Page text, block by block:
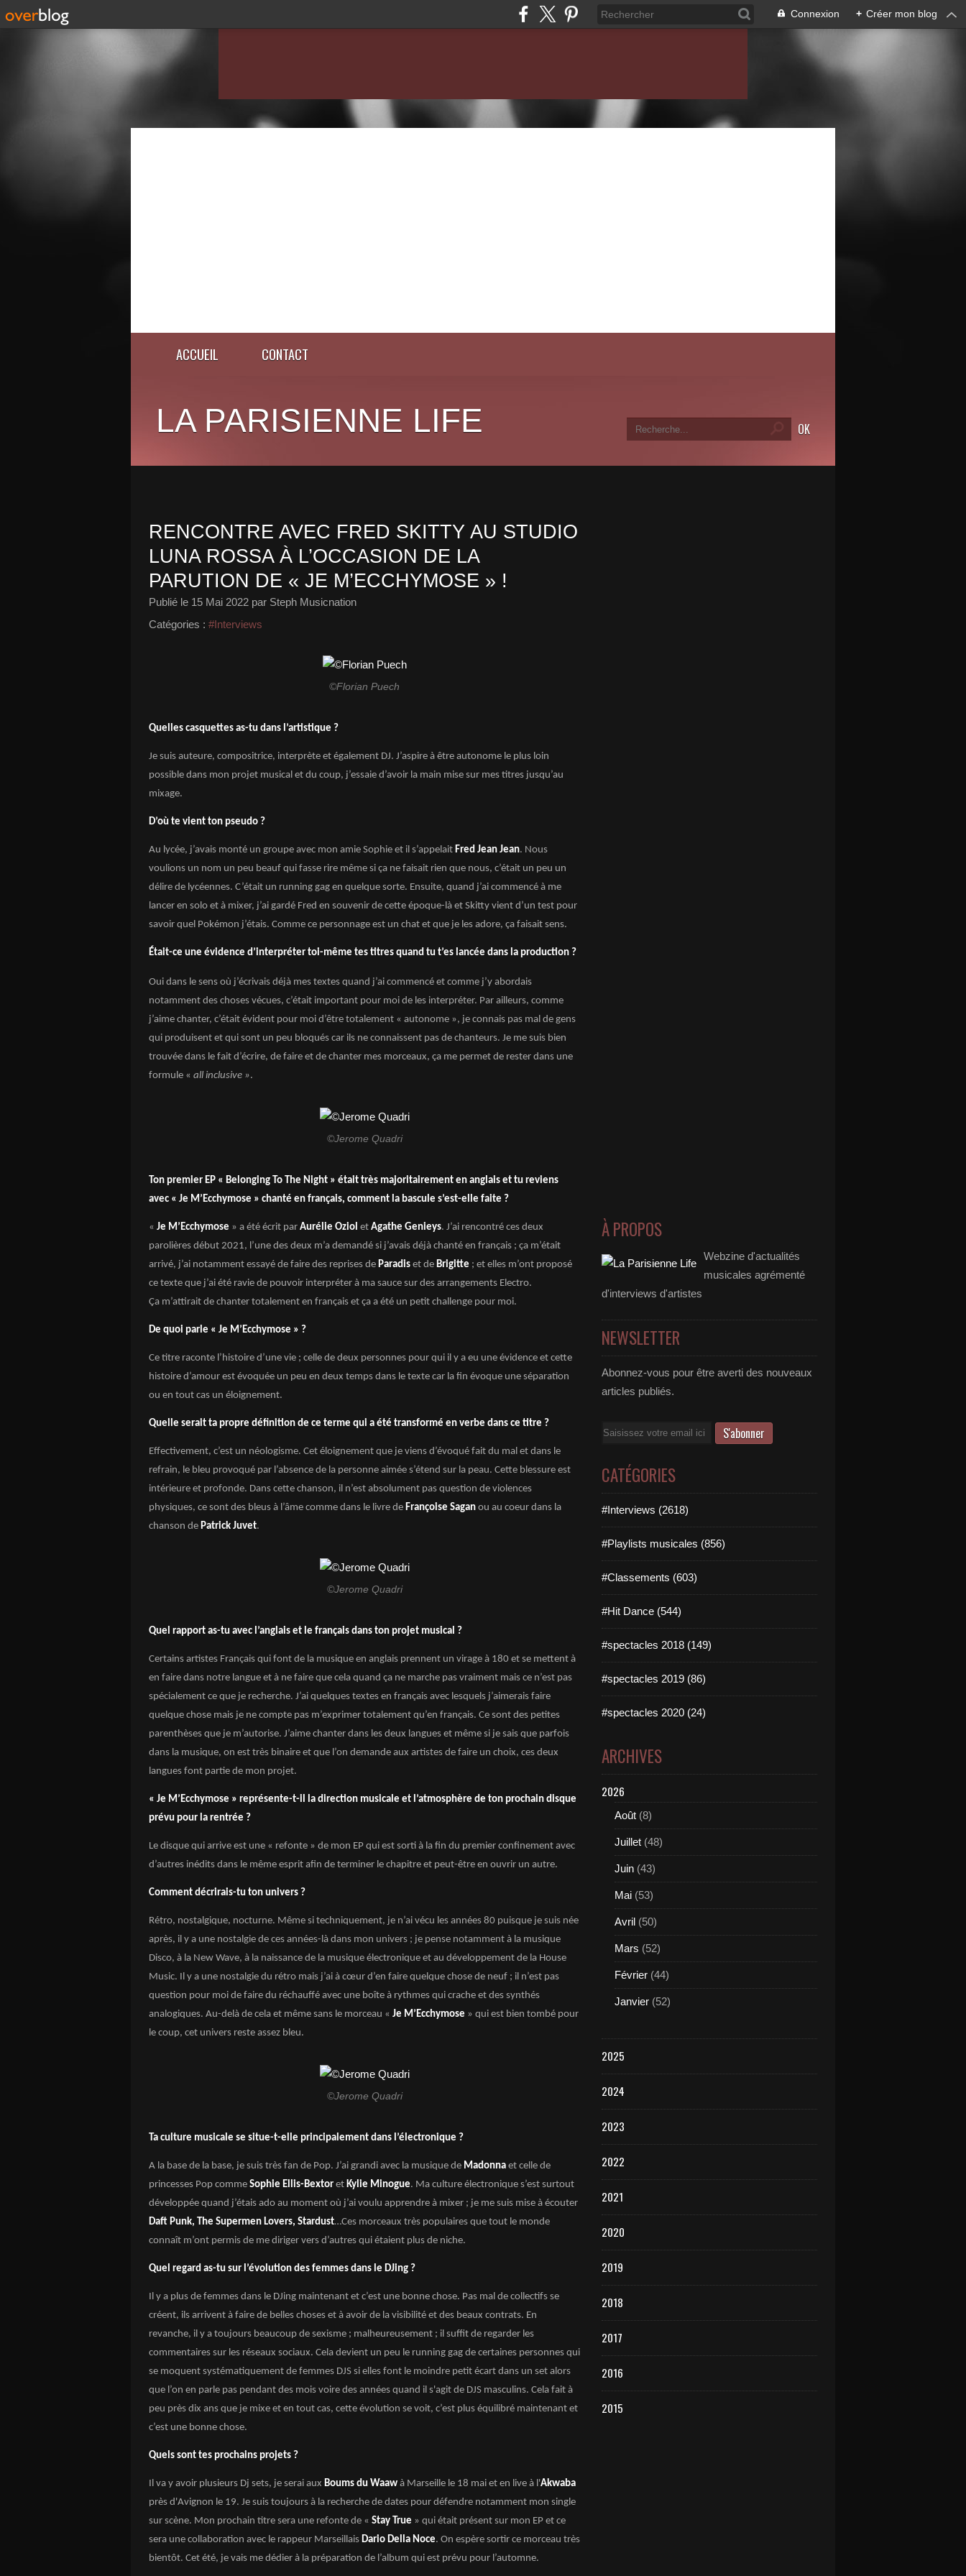
Connexion + Créer mon blog
ACCUEIL CONTACT
LA PARISIENNE LIFE
RENCONTRE AVEC FRED SKITTY AU STUDIO
LUNA ROSSA À L’OCCASION DE LA
PARUTION DE « JE M’ECCHYMOSE » !
Publié le 15 Mai 2022 par Steph Musicnation
Catégories : #Interviews
©Florian Puech
Quelles casquettes as-tu dans l’artistique ?
Je suis auteure, compositrice, interprète et également DJ. J’aspire à être autonome le plus loin
possible dans mon projet musical et du coup, j’essaie d’avoir la main mise sur mes titres jusqu’au
mixage.
D’où te vient ton pseudo ?
Au lycée, j’avais monté un groupe avec mon amie Sophie et il s’appelait Fred Jean Jean. Nous
voulions un nom un peu beauf qui fasse rire même si ça ne faisait rien que nous, c’était un peu un
délire de lycéennes. C’était un running gag en quelque sorte. Ensuite, quand j’ai commencé à me
lancer en solo et à mixer, j’ai gardé Fred en souvenir de cette époque-là et Skitty vient d’un test pour
savoir quel Pokémon j’étais. Comme ce personnage est un chat et que je les adore, ça faisait sens.
Était-ce une évidence d’interpréter toi-même tes titres quand tu t’es lancée dans la production ?
Oui dans le sens où j’écrivais déjà mes textes quand j’ai commencé et comme j’y abordais
notamment des choses vécues, c’était important pour moi de les interpréter. Par ailleurs, comme
j’aime chanter, c’était évident pour moi d’être totalement « autonome », je connais pas mal de gens
qui produisent et qui sont un peu bloqués car ils ne connaissent pas de chanteurs. Je me suis bien
trouvée dans le fait d’écrire, de faire et de chanter mes morceaux, ça me permet de rester dans une
formule « all inclusive ».
©Jerome Quadri
Ton premier EP « Belonging To The Night » était très majoritairement en anglais et tu reviens
avec « Je M’Ecchymose » chanté en français, comment la bascule s’est-elle faite ?
« Je M’Ecchymose » a été écrit par Aurélie Oziol et Agathe Genieys. J’ai rencontré ces deux
parolières début 2021, l’une des deux m’a demandé si j’avais déjà chanté en français ; ça m’était
arrivé, j’ai notamment essayé de faire des reprises de Paradis et de Brigitte ; et elles m’ont proposé
ce texte que j’ai été ravie de pouvoir interpréter à ma sauce sur des arrangements Electro.
Ça m’attirait de chanter totalement en français et ça a été un petit challenge pour moi.
De quoi parle « Je M’Ecchymose » ?
Ce titre raconte l’histoire d’une vie ; celle de deux personnes pour qui il y a eu une évidence et cette
histoire d’amour est évoquée un peu en deux temps dans le texte car la fin évoque une séparation
ou en tout cas un éloignement.
Quelle serait ta propre définition de ce terme qui a été transformé en verbe dans ce titre ?
Effectivement, c’est un néologisme. Cet éloignement que je viens d’évoqué fait du mal et dans le
refrain, le bleu provoqué par l’absence de la personne aimée s’étend sur la peau. Cette blessure est
intérieure et profonde. Dans cette chanson, il n’est absolument pas question de violences
physiques, ce sont des bleus à l’âme comme dans le livre de Françoise Sagan ou au coeur dans la
chanson de Patrick Juvet.
©Jerome Quadri
Quel rapport as-tu avec l’anglais et le français dans ton projet musical ?
Certains artistes Français qui font de la musique en anglais prennent un virage à 180 et se mettent à
en faire dans notre langue et à ne faire que cela quand ça ne marche pas vraiment mais ce n’est pas
spécialement ce que je recherche. J’ai quelques textes en français avec lesquels j’aimerais faire
quelque chose mais je ne compte pas m’exprimer totalement qu’en français. Ce sont des petites
parenthèses que je m’autorise. J’aime chanter dans les deux langues et même si je sais que parfois
dans la musique, on est très binaire et que l’on demande aux artistes de faire un choix, ces deux
langues font partie de mon projet.
« Je M’Ecchymose » représente-t-il la direction musicale et l’atmosphère de ton prochain disque
prévu pour la rentrée ?
Le disque qui arrive est une « refonte » de mon EP qui est sorti à la fin du premier confinement avec
d’autres inédits dans le même esprit afin de terminer le chapitre et peut-être en ouvrir un autre.
Comment décrirais-tu ton univers ?
Rétro, nostalgique, nocturne. Même si techniquement, je n’ai vécu les années 80 puisque je suis née
après, il y a une nostalgie de ces années-là dans mon univers ; je pense notamment à la musique
Disco, à la New Wave, à la naissance de la musique électronique et au développement de la House
Music. Il y a une nostalgie du rétro mais j’ai à cœur d’en faire quelque chose de neuf ; il n’est pas
question pour moi de faire du réchauffé avec une boîte à rythmes qui crache et des synthés
analogiques. Au-delà de cela et même sans le morceau « Je M’Ecchymose » qui est bien tombé pour
le coup, cet univers reste assez bleu.
©Jerome Quadri
Ta culture musicale se situe-t-elle principalement dans l’électronique ?
A la base de la base, je suis très fan de Pop. J’ai grandi avec la musique de Madonna et celle de
princesses Pop comme Sophie Ellis-Bextor et Kylie Minogue. Ma culture électronique s’est surtout
développée quand j’étais ado au moment où j’ai voulu apprendre à mixer ; je me suis mise à écouter
Daft Punk, The Supermen Lovers, Stardust…Ces morceaux très populaires que tout le monde
connaît m’ont permis de me diriger vers d’autres qui étaient plus de niche.
Quel regard as-tu sur l’évolution des femmes dans le DJing ?
Il y a plus de femmes dans le DJing maintenant et c’est une bonne chose. Pas mal de collectifs se
créent, ils arrivent à faire de belles choses et à avoir de la visibilité et des beaux contrats. En
revanche, il y a toujours beaucoup de sexisme ; malheureusement ; il suffit de regarder les
commentaires sur les réseaux sociaux. Cela devient un peu le running gag de certaines personnes qui
se moquent systématiquement de femmes DJS si elles font le moindre petit écart dans un set alors
que l’on en parle pas pendant des mois voire des années quand il s'agit de DJS masculins. Cela fait à
peu près dix ans que je mixe et en tout cas, cette évolution se voit, c’est plus équilibré maintenant et
c’est une bonne chose.
Quels sont tes prochains projets ?
Il va y avoir plusieurs Dj sets, je serai aux Boums du Waaw à Marseille le 18 mai et en live à l'Akwaba
près d'Avignon le 19. Je suis toujours à la recherche de dates pour défendre notamment mon single
sur scène. Mon prochain titre sera une refonte de « Stay True » qui était présent sur mon EP et ce
sera une collaboration avec le rappeur Marseillais Dario Della Noce. On espère sortir ce morceau très
bientôt. Cet été, je vais me dédier à la préparation de l’album qui est prévu pour l’automne.
À PROPOS
Webzine d'actualités
musicales agrémenté
d'interviews d'artistes
NEWSLETTER
Abonnez-vous pour être averti des nouveaux
articles publiés.
Email
CATÉGORIES
#Interviews (2618)
#Playlists musicales (856)
#Classements (603)
#Hit Dance (544)
#spectacles 2018 (149)
#spectacles 2019 (86)
#spectacles 2020 (24)
ARCHIVES
2026
Août (8)
Juillet (48)
Juin (43)
Mai (53)
Avril (50)
Mars (52)
Février (44)
Janvier (52)
2025
2024
2023
2022
2021
2020
2019
2018
2017
2016
2015